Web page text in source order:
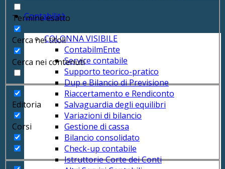
Contabilità
COLONNA VISIBILE
ContabilmEnte
Service contabile
Supporto teorico-pratico
Dup e Bilancio di Previsione
Riaccertamento e Rendiconto
Salvaguardia degli equilibri
Variazioni di bilancio
Gestione di cassa
Bilancio consolidato
Check-up contabile
Istruttorie Corte dei Conti
Termine esatto
Cerca nei titoli
Cerca nei contenuti
Editoria
Corsi